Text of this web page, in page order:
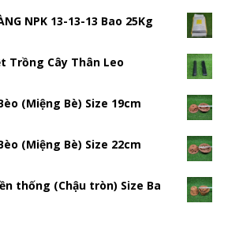
NPK 13-13-13 Bao 25Kg
Trồng Cây Thân Leo
(Miệng Bè) Size 19cm
(Miệng Bè) Size 22cm
thống (Chậu tròn) Size Ba